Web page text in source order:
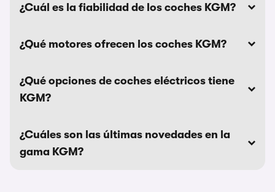
¿Cuál es la fiabilidad de los coches KGM?
¿Qué motores ofrecen los coches KGM?
¿Qué opciones de coches eléctricos tiene
KGM?
¿Cuáles son las últimas novedades en la
gama KGM?